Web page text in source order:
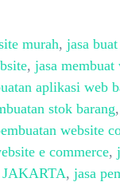
murah, jasa
, jasa membuat
aplikasi web
stok barang,
website
e commerce,
, jasa